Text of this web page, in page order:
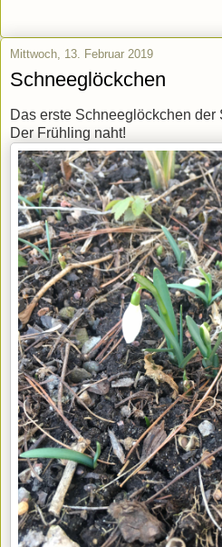
Mittwoch, 13. Februar 2019
Schneeglöckchen
Das erste Schneeglöckchen der
Der Frühling naht!